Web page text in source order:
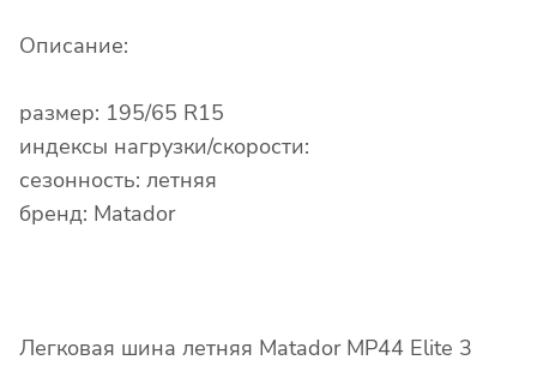
Описание:
размер: 195/65 R15
индексы нагрузки/скорости:
сезонность: летняя
бренд: Matador
Легковая шина летняя Matador MP44 Elite 3